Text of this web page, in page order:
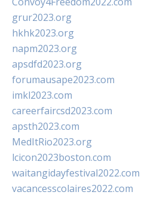
grur2023.org
hkhk2023.org
napm2023.org
apsdfd2023.org
forumausape2023.com
imkl2023.com
careerfaircsd2023.com
apsth2023.com
MedItRio2023.org
lcicon2023boston.com
waitangidayfestival2022.com
vacancesscolaires2022.com